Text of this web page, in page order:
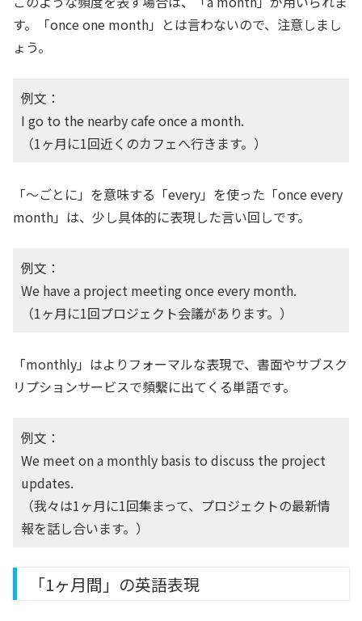
す。「once one month」とは言わないので、注意しまし
ょう。
例文：
I go to the nearby cafe once a month.
（1ヶ月に1回近くのカフェへ行きます。）
「〜ごとに」を意味する「every」を使った「once every
month」は、少し具体的に表現した言い回しです。
例文：
We have a project meeting once every month.
（1ヶ月に1回プロジェクト会議があります。）
「monthly」はよりフォーマルな表現で、書面やサブスク
リプションサービスで頻繫に出てくる単語です。
例文：
We meet on a monthly basis to discuss the project
updates.
（我々は1ヶ月に1回集まって、プロジェクトの最新情
報を話し合います。）
「1ヶ月間」の英語表現